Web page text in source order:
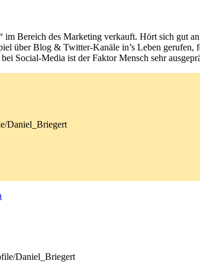
Bereich des Marketing verkauft. Hört sich gut
über Blog & Twitter-Kanäle in’s Leben
Social-Media ist der Faktor Mensch sehr
Daniel_Briegert
Daniel_Briegert